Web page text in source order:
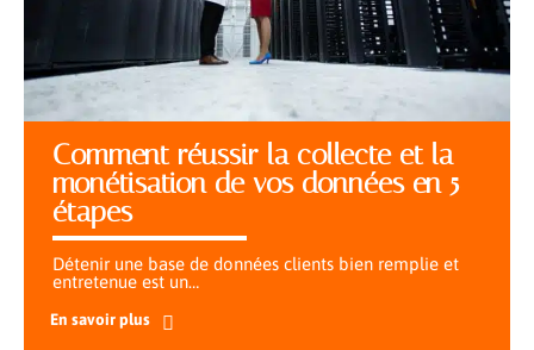
Comment réussir la collecte et la
monétisation de vos données en 5
étapes
Détenir une base de données clients bien remplie et
entretenue est un…
En savoir plus